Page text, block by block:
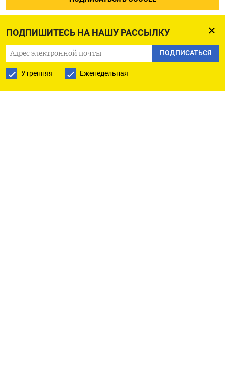
ПОДПИШИТЕСЬ НА НАШУ РАССЫЛКУ
ПОДПИСАТЬСЯ
Утренняя Еженедельная